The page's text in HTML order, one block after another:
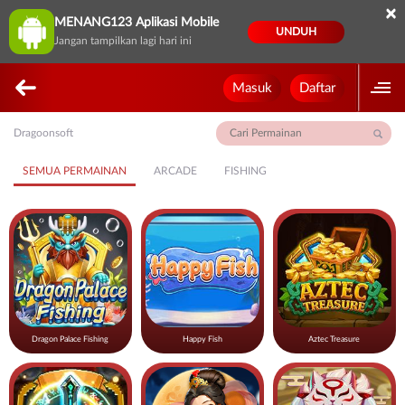
MENANG123 Aplikasi Mobile
Jangan tampilkan lagi hari ini
UNDUH
×
Masuk Daftar
Dragoonsoft
SEMUA PERMAINAN ARCADE FISHING
Dragon Palace Fishing Happy Fish Aztec Treasure